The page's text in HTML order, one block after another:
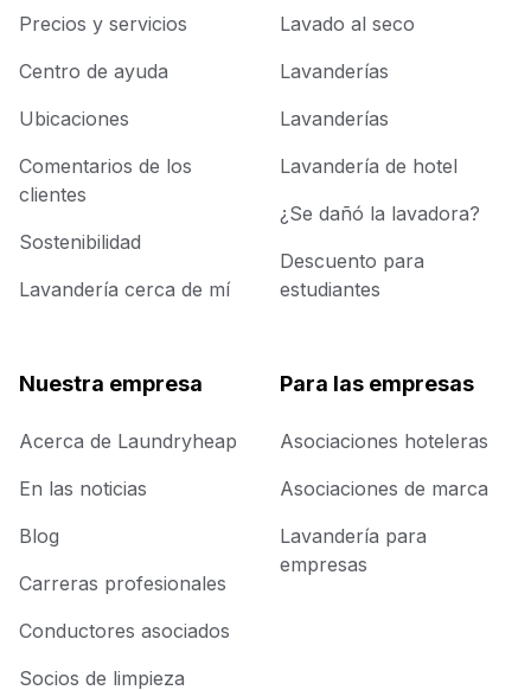
Precios y servicios
Centro de ayuda
Ubicaciones
Comentarios de los
clientes
Sostenibilidad
Lavandería cerca de mí
Lavado al seco
Lavanderías
Lavanderías
Lavandería de hotel
¿Se dañó la lavadora?
Descuento para
estudiantes
Nuestra empresa
Acerca de Laundryheap
En las noticias
Blog
Carreras profesionales
Conductores asociados
Socios de limpieza
Para las empresas
Asociaciones hoteleras
Asociaciones de marca
Lavandería para
empresas